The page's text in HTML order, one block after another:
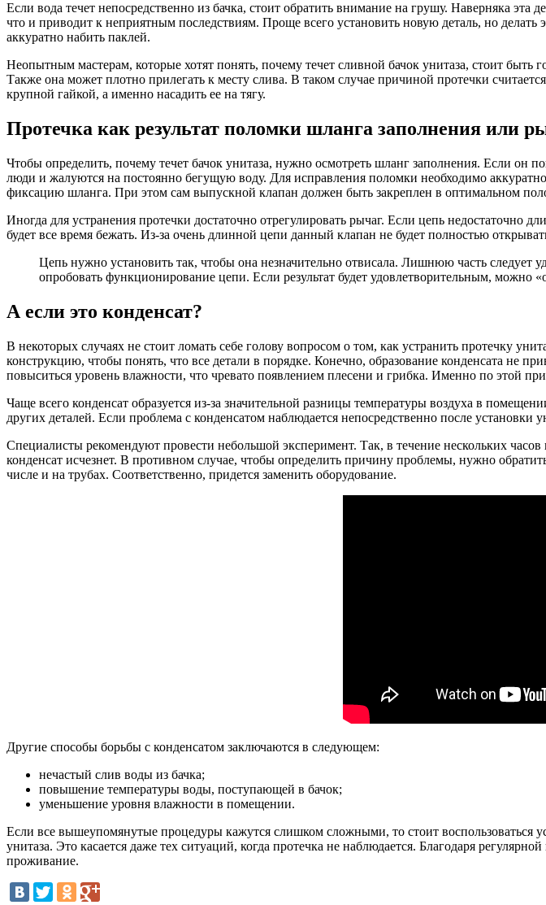
Если вода течет непосредственно из бачка, стоит обратить внимание на грушу. Наверняка эта
что и приводит к неприятным последствиям. Проще всего установить новую деталь, но
аккуратно набить паклей.
Неопытным мастерам, которые хотят понять, почему течет сливной бачок унитаза, стоит
Также она может плотно прилегать к месту слива. В таком случае причиной протечки
крупной гайкой, а именно насадить ее на тягу.
Протечка как результат поломки шланга заполнения или
Чтобы определить, почему течет бачок унитаза, нужно осмотреть шланг заполнения. Если
люди и жалуются на постоянно бегущую воду. Для исправления поломки необходимо
фиксацию шланга. При этом сам выпускной клапан должен быть закреплен в оптимальном
Иногда для устранения протечки достаточно отрегулировать рычаг. Если цепь недостаточно
будет все время бежать. Из-за очень длинной цепи данный клапан не будет полностью
Цепь нужно установить так, чтобы она незначительно отвисала. Лишнюю часть следует
опробовать функционирование цепи. Если результат будет удовлетворительным, можно
А если это конденсат?
В некоторых случаях не стоит ломать себе голову вопросом о том, как устранить протечку
конструкцию, чтобы понять, что все детали в порядке. Конечно, образование конденсата не
повыситься уровень влажности, что чревато появлением плесени и грибка. Именно по этой
Чаще всего конденсат образуется из-за значительной разницы температуры воздуха в
других деталей. Если проблема с конденсатом наблюдается непосредственно после установки
Специалисты рекомендуют провести небольшой эксперимент. Так, в течение нескольких часов
конденсат исчезнет. В противном случае, чтобы определить причину проблемы, нужно
числе и на трубах. Соответственно, придется заменить оборудование.
Другие способы борьбы с конденсатом заключаются в следующем:
нечастый слив воды из бачка;
повышение температуры воды, поступающей в бачок;
уменьшение уровня влажности в помещении.
Если все вышеупомянутые процедуры кажутся слишком сложными, то стоит воспользоваться
унитаза. Это касается даже тех ситуаций, когда протечка не наблюдается. Благодаря
проживание.